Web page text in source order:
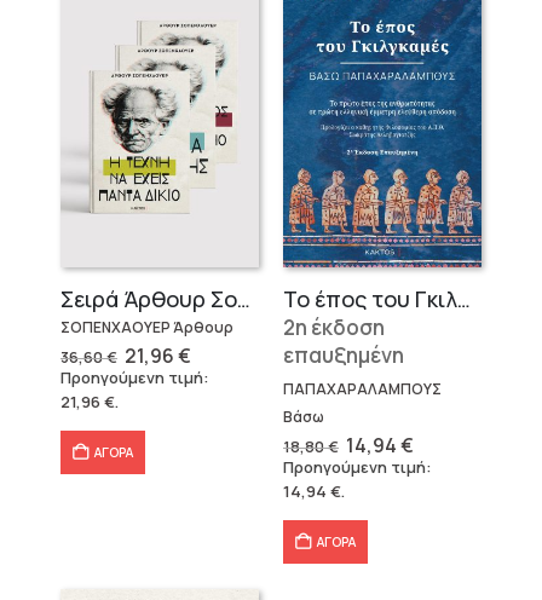
Σειρά Άρθουρ Σοπενχάουερ (3 βιβλία)
ΣΟΠΕΝΧΑΟΥΕΡ Άρθουρ
36,60€ Original
price
was:
21,96€Η
τρέχουσα
τιμή
Προηγούμενη τιμή:
21,96 €.
ΑΓΟΡΑ
Το έπος του Γκιλγκαμές
2η έκδοση
επαυξημένη
ΠΑΠΑΧΑΡΑΛΑΜΠΟΥΣ
Βάσω
18,80€ Original
price
was:
18,80 €.
14,94€Η
τρέχουσα
τιμή
Προηγούμενη τιμή:
14,94 €.
ΑΓΟΡΑ